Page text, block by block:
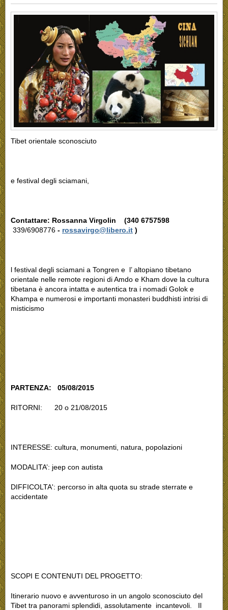
Tibet orientale sconosciuto
e festival degli sciamani,
Contattare: Rossanna Virgolin (340 6757598
339/6908776 - rossavirgo@libero.it )
l festival degli sciamani a Tongren e l’ altopiano tibetano
orientale nelle remote regioni di Amdo e Kham dove la cultura
tibetana è ancora intatta e autentica tra i nomadi Golok e
Khampa e numerosi e importanti monasteri buddhisti intrisi di
misticismo
PARTENZA: 05/08/2015
RITORNI: 20 o 21/08/2015
INTERESSE: cultura, monumenti, natura, popolazioni
MODALITA’: jeep con autista
DIFFICOLTA': percorso in alta quota su strade sterrate e
accidentate
SCOPI E CONTENUTI DEL PROGETTO:
Itinerario nuovo e avventuroso in un angolo sconosciuto del
Tibet tra panorami splendidi, assolutamente incantevoli. Il